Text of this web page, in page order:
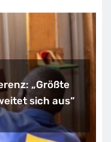
„Größte
sich aus“